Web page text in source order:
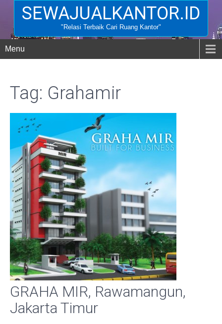
SEWAJUALKANTOR.ID
"Relasi Terbaik Cari Ruang Kantor"
Menu
Tag: Grahamir
GRAHA MIR, Rawamangun,
Jakarta Timur